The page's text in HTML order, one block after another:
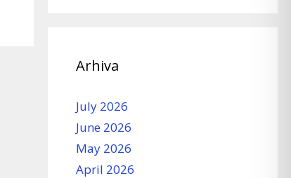
Arhiva
July 2026
June 2026
May 2026
April 2026